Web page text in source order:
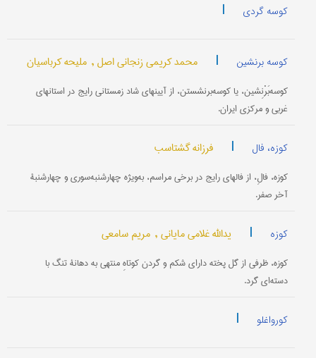
کوسه گردی |
کوسه برنشین | محمد کریمی زنجانی اصل , ملیحه کرباسیان
کوسه‌بَرْنِشین، یا کوسه‌برنشستن، از آیینهای شاد زمستانی رایج در استانهای
غربی و مرکزی ایران.
کوزه، فال | فرزانه گشتاسب
کوزه، فالِ، از فالهای رایج در برخی مراسم، به‌ویژه چهارشنبه‌سوری و چهارشنبۀ
آخر صفر.
کوزه | یدالله غلامی مایانی , مریم سامعی
کوزه، ظرفی از گل پخته دارای شکم و گردن کوتاهِ منتهی به دهانۀ تنگ با
دسته‌ای گرد.
کورواغلو
|